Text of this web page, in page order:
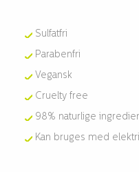
Sulfatfri
Parabenfri
Vegansk
Cruelty free
98% naturlige
Kan bruges med